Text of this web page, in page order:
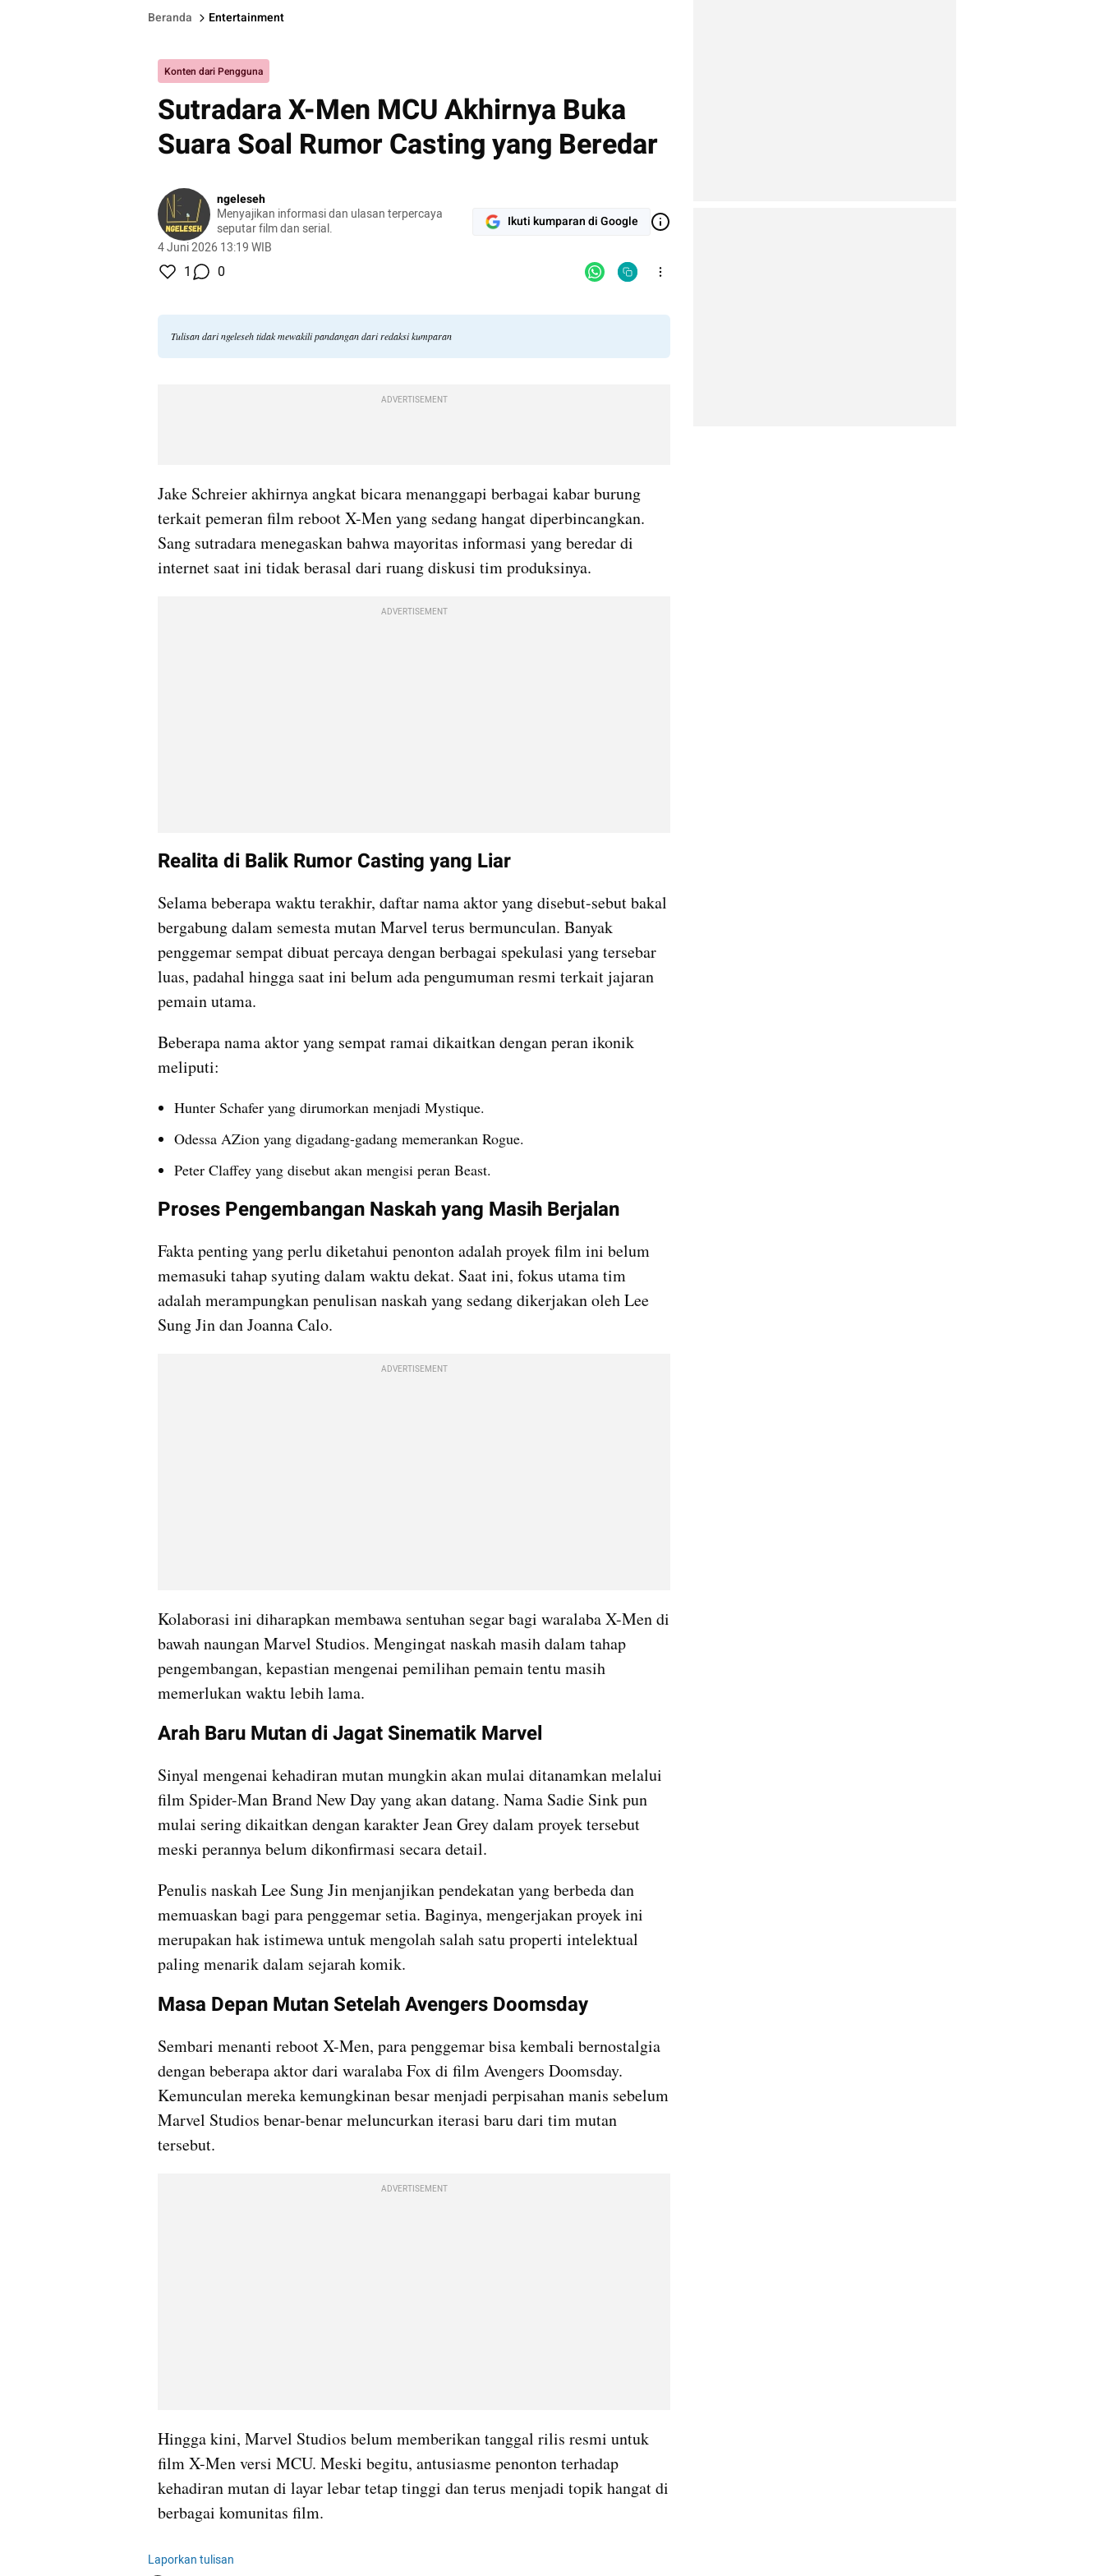
Beranda Entertainment
Konten dari Pengguna
Sutradara X-Men MCU Akhirnya Buka
Suara Soal Rumor Casting yang Beredar
ngeleseh
Menyajikan informasi dan ulasan terpercaya
seputar film dan serial.
4 Juni 2026 13:19 WIB
Ikuti kumparan di Google
1 0
Tulisan dari ngeleseh tidak mewakili pandangan dari redaksi kumparan
ADVERTISEMENT
Jake Schreier akhirnya angkat bicara menanggapi berbagai kabar burung
terkait pemeran film reboot X-Men yang sedang hangat diperbincangkan.
Sang sutradara menegaskan bahwa mayoritas informasi yang beredar di
internet saat ini tidak berasal dari ruang diskusi tim produksinya.
ADVERTISEMENT
Realita di Balik Rumor Casting yang Liar
Selama beberapa waktu terakhir, daftar nama aktor yang disebut-sebut bakal
bergabung dalam semesta mutan Marvel terus bermunculan. Banyak
penggemar sempat dibuat percaya dengan berbagai spekulasi yang tersebar
luas, padahal hingga saat ini belum ada pengumuman resmi terkait jajaran
pemain utama.
Beberapa nama aktor yang sempat ramai dikaitkan dengan peran ikonik
meliputi:
Hunter Schafer yang dirumorkan menjadi Mystique.
Odessa AZion yang digadang-gadang memerankan Rogue.
Peter Claffey yang disebut akan mengisi peran Beast.
Proses Pengembangan Naskah yang Masih Berjalan
Fakta penting yang perlu diketahui penonton adalah proyek film ini belum
memasuki tahap syuting dalam waktu dekat. Saat ini, fokus utama tim
adalah merampungkan penulisan naskah yang sedang dikerjakan oleh Lee
Sung Jin dan Joanna Calo.
ADVERTISEMENT
Kolaborasi ini diharapkan membawa sentuhan segar bagi waralaba X-Men di
bawah naungan Marvel Studios. Mengingat naskah masih dalam tahap
pengembangan, kepastian mengenai pemilihan pemain tentu masih
memerlukan waktu lebih lama.
Arah Baru Mutan di Jagat Sinematik Marvel
Sinyal mengenai kehadiran mutan mungkin akan mulai ditanamkan melalui
film Spider-Man Brand New Day yang akan datang. Nama Sadie Sink pun
mulai sering dikaitkan dengan karakter Jean Grey dalam proyek tersebut
meski perannya belum dikonfirmasi secara detail.
Penulis naskah Lee Sung Jin menjanjikan pendekatan yang berbeda dan
memuaskan bagi para penggemar setia. Baginya, mengerjakan proyek ini
merupakan hak istimewa untuk mengolah salah satu properti intelektual
paling menarik dalam sejarah komik.
Masa Depan Mutan Setelah Avengers Doomsday
Sembari menanti reboot X-Men, para penggemar bisa kembali bernostalgia
dengan beberapa aktor dari waralaba Fox di film Avengers Doomsday.
Kemunculan mereka kemungkinan besar menjadi perpisahan manis sebelum
Marvel Studios benar-benar meluncurkan iterasi baru dari tim mutan
tersebut.
ADVERTISEMENT
Hingga kini, Marvel Studios belum memberikan tanggal rilis resmi untuk
film X-Men versi MCU. Meski begitu, antusiasme penonton terhadap
kehadiran mutan di layar lebar tetap tinggi dan terus menjadi topik hangat di
berbagai komunitas film.
Laporkan tulisan